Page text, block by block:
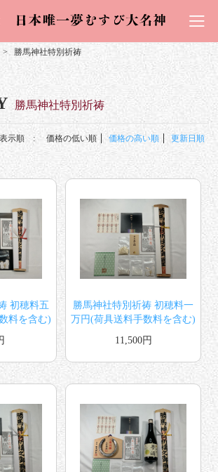
勝馬神社特別祈祷
勝馬神社特別祈祷
表示順 : 価格の低い順 価格の高い順 更新日順
初穂料五
料を含む)
勝馬神社特別祈祷 初穂料一
万円(荷具送料手数料を含む)
11,500円